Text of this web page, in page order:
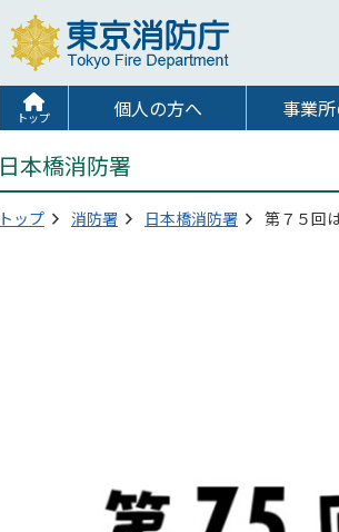
トップ 個人の方へ 事業
日本橋消防署
トップ 消防署 日本橋消防署 第７５回